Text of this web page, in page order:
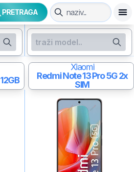
PRETRAGA
12GB
Xiaomi
Redmi Note 13 Pro 5G2x
SIM